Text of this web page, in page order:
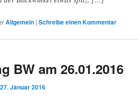
Allgemein | Schreibe einen Kommentar
BW am 26.01.2016
27. Januar 2016